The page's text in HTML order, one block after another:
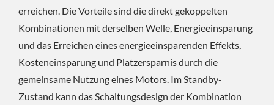
erreichen. Die Vorteile sind die direkt gekoppelten
Kombinationen mit derselben Welle, Energieeinsparung
und das Erreichen eines energieeinsparenden Effekts,
Kosteneinsparung und Platzersparnis durch die
gemeinsame Nutzung eines Motors. Im Standby-
Zustand kann das Schaltungsdesign der Kombination